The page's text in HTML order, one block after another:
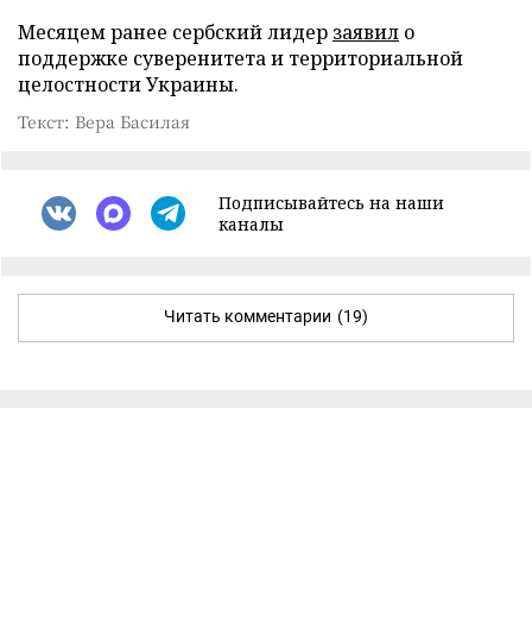
Месяцем ранее сербский лидер заявил о
поддержке суверенитета и территориальной
целостности Украины.
Текст: Вера Басилая
Подписывайтесь на наши
каналы
Читать комментарии (19)